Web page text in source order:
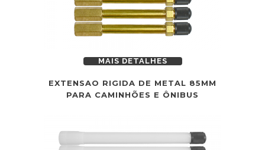
MAIS DETALHES
EXTENSAO RIGIDA DE METAL 85MM
PARA CAMINHÕES E ÔNIBUS